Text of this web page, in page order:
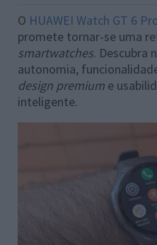
O HUAWEI Watch GT 6
promete tornar-se uma
smartwatches. Descubra
autonomia,
design premium e
inteligente.